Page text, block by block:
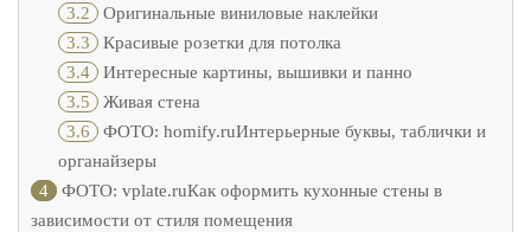
3.2 Оригинальные виниловые наклейки
3.3 Красивые розетки для потолка
3.4 Интересные картины, вышивки и панно
3.5 Живая стена
3.6 ФОТО: homify.ruИнтерьерные буквы, таблички и
органайзеры
4
ФОТО: vplate.ruКак оформить кухонные стены в
зависимости от стиля помещения